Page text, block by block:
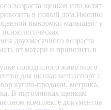
возраста щенков или котят
в новый дом.Именно
выкормки малышей: у
двухмесячного возраста
от матери и привозить в
породистого животного
для щенка: ветпаспорт с
купли-продажи, метрика,
В питомниках щенкам
комплекте документов